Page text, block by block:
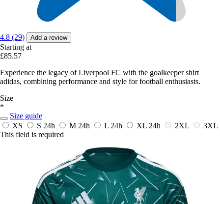
4.8 (29) Add a review
Starting at
£85.57
Experience the legacy of Liverpool FC with the goalkeeper shirt
adidas, combining performance and style for football enthusiasts.
Size
*
Size guide
XS
S 24h M 24h L 24h XL 24h 2XL
3XL
This field is required